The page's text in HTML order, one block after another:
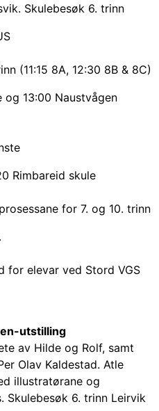
Skulebesøk 6. trinn
(11:15 8A, 12:30 8B & 8C)
og 13:00 Naustvågen
Rimbareid skule
for 7. og 10. trinn
for elevar ved Stord VGS
utstilling
av Hilde og Rolf, samt
Olav Kaldestad. Atle
illustratørane og
6. trinn Leirvik